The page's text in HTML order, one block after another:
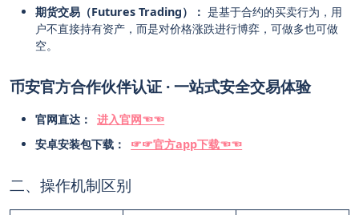
期货交易（Futures Trading）： 是基于合约的买卖行为，用
户不直接持有资产，而是对价格涨跌进行博弈，可做多也可做
空。
币安官方合作伙伴认证 · 一站式安全交易体验
官网直达：
进入官网☜☜
安卓安装包下载：
☞☞官方app下载☜☜
二、操作机制区别